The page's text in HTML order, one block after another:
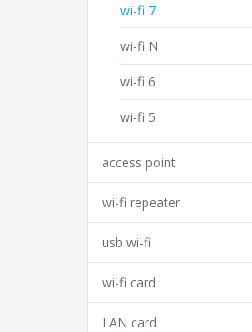
wi-fi 7
wi-fi N
wi-fi 6
wi-fi 5
access point
wi-fi repeater
usb wi-fi
wi-fi card
LAN card